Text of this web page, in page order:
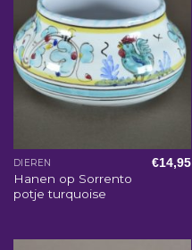
DIEREN
Hanen op Sorrento
potje turquoise
€14,95